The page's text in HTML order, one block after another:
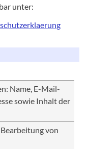
unter:
Name, E-Mail-
sowie Inhalt der
von